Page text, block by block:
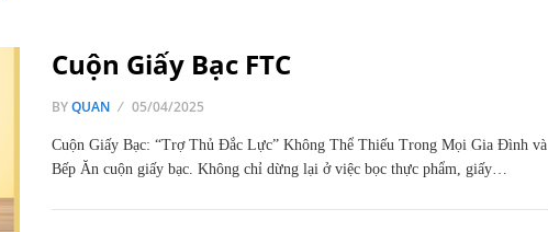
Cuộn Giấy Bạc FTC
BYQUAN 05/04/2025
Cuộn Giấy Bạc: “Trợ Thủ Đắc Lực” Không Thể Thiếu Trong Mọi Gia Đình và
Bếp Ăn cuộn giấy bạc. Không chỉ dừng lại ở việc bọc thực phẩm, giấy…